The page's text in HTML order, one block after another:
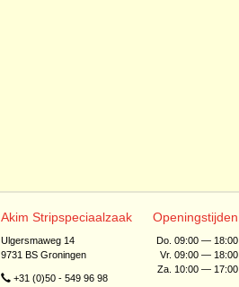
Akim Stripspeciaalzaak
Ulgersmaweg 14
9731 BS Groningen
+31 (0)50 - 549 96 98
Openingstijden
Do. 09:00 — 18:00
Vr. 09:00 — 18:00
Za. 10:00 — 17:00